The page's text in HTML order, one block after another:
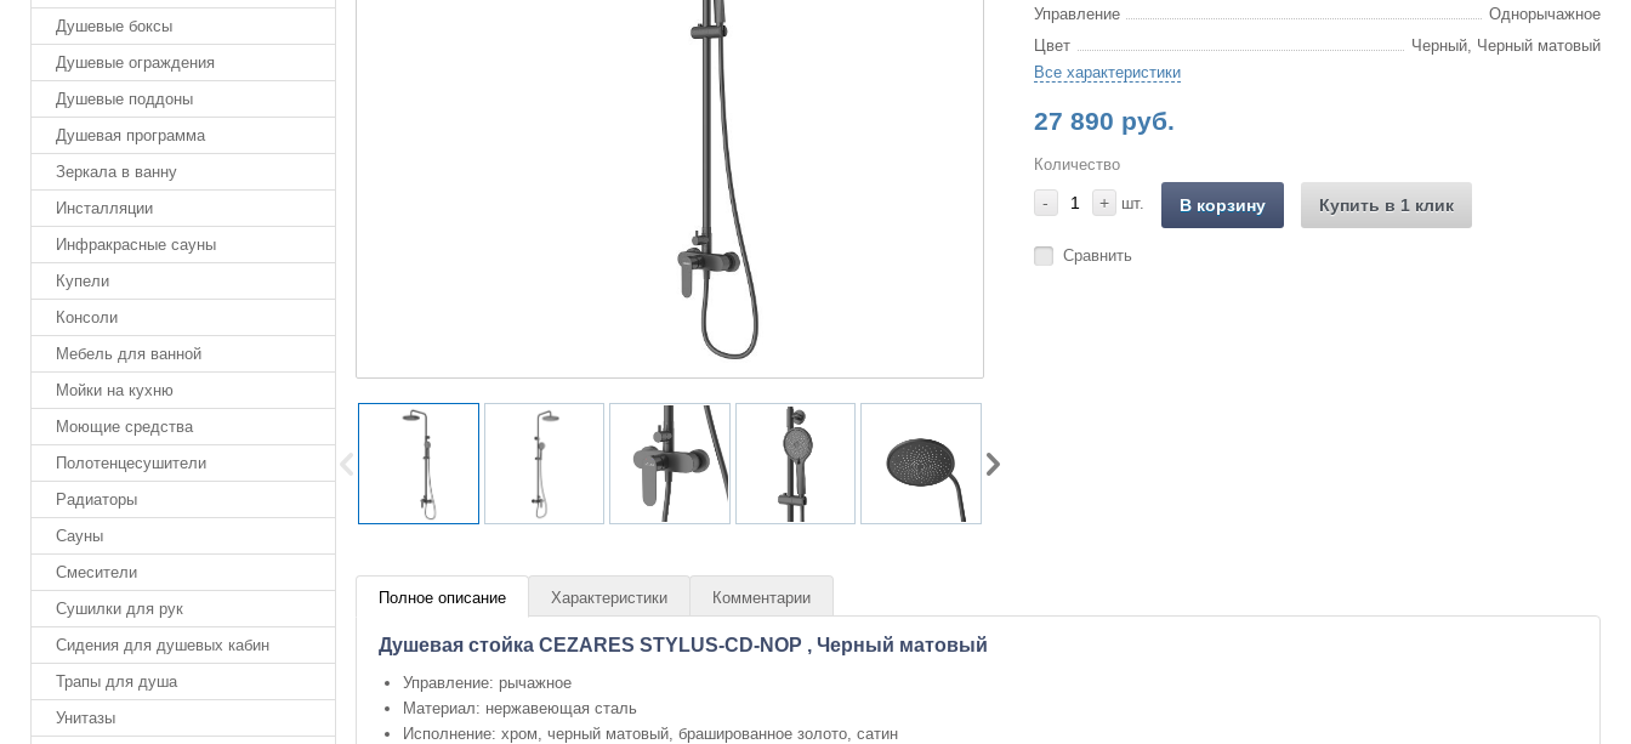
Душевые боксы
Душевые ограждения
Душевые поддоны
Душевая программа
Зеркала в ванну
Инсталляции
Инфракрасные сауны
Купели
Консоли
Мебель для ванной
Мойки на кухню
Моющие средства
Полотенцесушители
Радиаторы
Сауны
Смесители
Сушилки для рук
Сидения для душевых кабин
Трапы для душа
Унитазы
Управление
Однорычажное
Цвет
Черный, Черный матовый
Все характеристики
27 890 руб.
Количество
- + шт. В корзину Купить в 1 клик
Сравнить
Полное описание Характеристики Комментарии
Душевая стойка CEZARES STYLUS-CD-NOP , Черный матовый
Управление: рычажное
Материал: нержавеющая сталь
Исполнение: хром, черный матовый, брашированное золото, сатин